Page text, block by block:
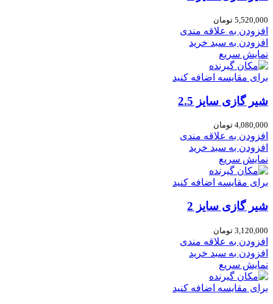
5,520,000 تومان
افزودن به علاقه مندی
افزودن به سبد خرید
نمایش سریع
برای مقایسه اضافه کنید
شیر گازی سایز 2.5
4,080,000 تومان
افزودن به علاقه مندی
افزودن به سبد خرید
نمایش سریع
برای مقایسه اضافه کنید
شیر گازی سایز 2
3,120,000 تومان
افزودن به علاقه مندی
افزودن به سبد خرید
نمایش سریع
برای مقایسه اضافه کنید